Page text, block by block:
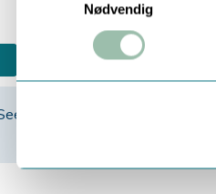
Nødvendig
pumper og pumpedeler.